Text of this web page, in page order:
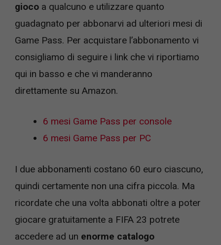
gioco a qualcuno e utilizzare quanto
guadagnato per abbonarvi ad ulteriori mesi di
Game Pass. Per acquistare l’abbonamento vi
consigliamo di seguire i link che vi riportiamo
qui in basso e che vi manderanno
direttamente su Amazon.
6 mesi Game Pass per console
6 mesi Game Pass per PC
I due abbonamenti costano 60 euro ciascuno,
quindi certamente non una cifra piccola. Ma
ricordate che una volta abbonati oltre a poter
giocare gratuitamente a FIFA 23 potrete
accedere ad un enorme catalogo